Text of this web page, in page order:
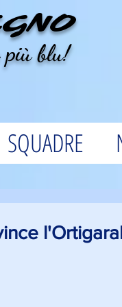
più blu!
SQUADRE